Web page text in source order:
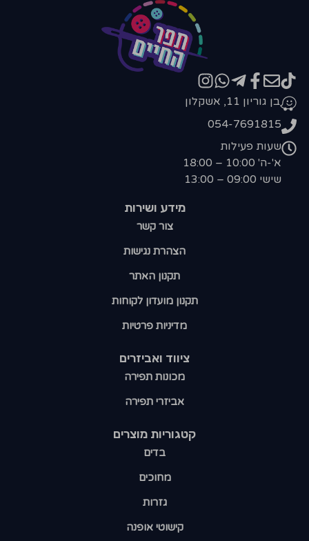
קטגוריות מוצרים​
בדים
מחוכים
גזרות
קישוטי אופנה
ציווד ואביזרים
מכונות תפירה
אביזרי תפירה
מידע ושירות
צור קשר
הצהרת נגישות
תקנון האתר
תקנון מועדון לקוחות
מדיניות פרטיות
בן גוריון 11, אשקלון
054-7691815
שעות פעילות
א'-ה' 10:00 – 18:00
שישי 09:00 – 13:00